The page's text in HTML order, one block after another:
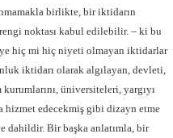
birlikte, bir iktidarın
noktası kabul edilebilir. – ki bu
hiç mi hiç niyeti olmayan iktidarlar
iktidarı olarak algılayan, devleti,
üniversiteleri, yargıyı
hizmet edecekmiş gibi dizayn etme
dahildir. Bir başka anlatımla, bir